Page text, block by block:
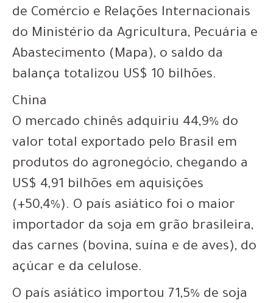
de Comércio e Relações Internacionais
do Ministério da Agricultura, Pecuária e
Abastecimento (Mapa), o saldo da
balança totalizou US$ 10 bilhões.
China
O mercado chinês adquiriu 44,9% do
valor total exportado pelo Brasil em
produtos do agronegócio, chegando a
US$ 4,91 bilhões em aquisições
(+50,4%). O país asiático foi o maior
importador da soja em grão brasileira,
das carnes (bovina, suína e de aves), do
açúcar e da celulose.
O país asiático importou 71,5% de soja